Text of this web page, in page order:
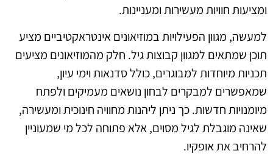
ומציעות חוויות מעשירות ומעניינות.
למעשה, מגוון הפעילויות במוזיאונים אינטראקטיביים מציע
תוכן שמתאים למגוון קבוצות גיל. חלק מהמוזיאונים מציעים
תכניות מיוחדות למבוגרים, כולל סדנאות וימי עיון,
שמאפשרים למבקרים לבחון נושאים מעמיקים ולפתח
מיומנויות חדשות. כך ניתן ליהנות מחוויה חינוכית ומעשירה,
שאינה מוגבלת לגיל מסוים, אלא פתוחה לכל מי שמעוניין
להרחיב את אופקיו.